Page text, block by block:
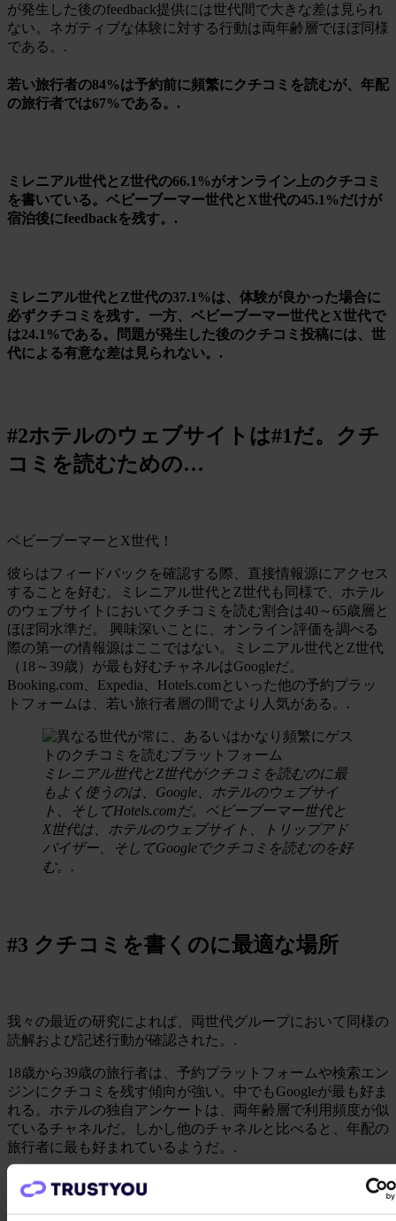
が発生した後のfeedback提供には世代間で大きな差は見られ
ない。ネガティブな体験に対する行動は両年齢層でほぼ同様
である。.
若い旅行者の84%は予約前に頻繁にクチコミを読むが、年配
の旅行者では67%である。.
ミレニアル世代とZ世代の66.1%がオンライン上のクチコミ
を書いている。ベビーブーマー世代とX世代の45.1%だけが
宿泊後にfeedbackを残す。.
ミレニアル世代とZ世代の37.1%は、体験が良かった場合に
必ずクチコミを残す。一方、ベビーブーマー世代とX世代で
は24.1%である。問題が発生した後のクチコミ投稿には、世
代による有意な差は見られない。.
#2ホテルのウェブサイトは#1だ。クチ
コミを読むための…
ベビーブーマーとX世代！
彼らはフィードバックを確認する際、直接情報源にアクセス
することを好む。ミレニアル世代とZ世代も同様で、ホテル
のウェブサイトにおいてクチコミを読む割合は40～65歳層と
ほぼ同水準だ。 興味深いことに、オンライン評価を調べる
際の第一の情報源はここではない。ミレニアル世代とZ世代
（18～39歳）が最も好むチャネルはGoogleだ。
Booking.com、Expedia、Hotels.comといった他の予約プラッ
トフォームは、若い旅行者層の間でより人気がある。.
ミレニアル世代とZ世代がクチコミを読むのに最
もよく使うのは、Google、ホテルのウェブサイ
ト、そしてHotels.comだ。ベビーブーマー世代と
X世代は、ホテルのウェブサイト、トリップアド
バイザー、そしてGoogleでクチコミを読むのを好
む。.
#3 クチコミを書くのに最適な場所
我々の最近の研究によれば、両世代グループにおいて同様の
読解および記述行動が確認された。.
18歳から39歳の旅行者は、予約プラットフォームや検索エン
ジンにクチコミを残す傾向が強い。中でもGoogleが最も好ま
れる。ホテルの独自アンケートは、両年齢層で利用頻度が似
ているチャネルだ。しかし他のチャネルと比べると、年配の
旅行者に最も好まれているようだ。.
ミレニアル世代とZ世代がクチコミを書く最も一
般的な手段は、Google、Booking.com、ホテルか